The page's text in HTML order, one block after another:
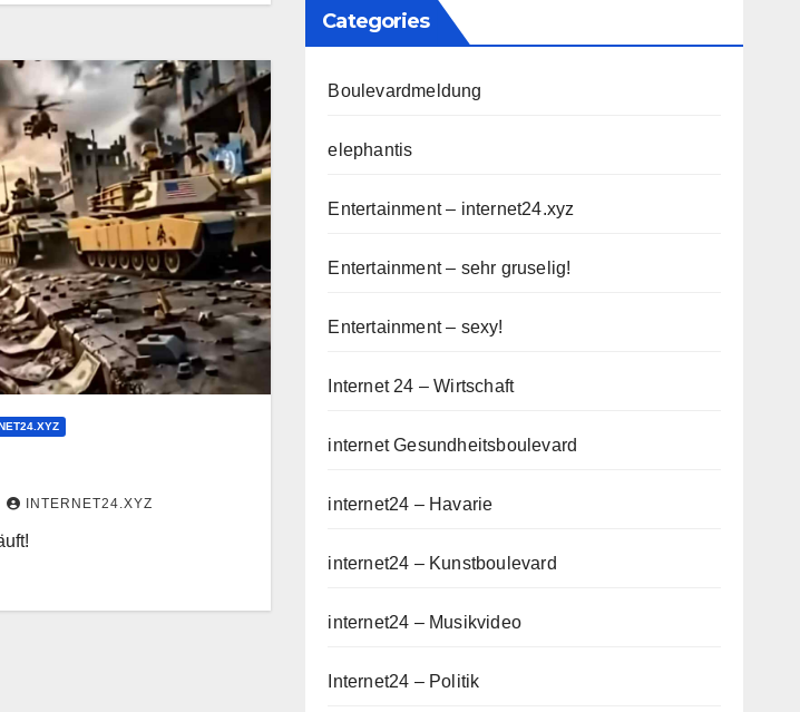
INTERNET24.XYZ
Categories
Boulevardmeldung
elephantis
Entertainment – internet24.xyz
Entertainment – sehr gruselig!
Entertainment – sexy!
Internet 24 – Wirtschaft
internet Gesundheitsboulevard
internet24 – Havarie
internet24 – Kunstboulevard
internet24 – Musikvideo
Internet24 – Politik